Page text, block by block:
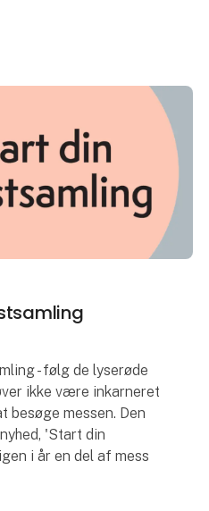
- følg de lyserøde
ikke være inkarneret
besøge messen. Den
'Start din
i år en del af mess